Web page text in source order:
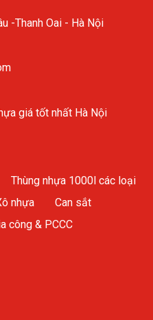
-Thanh Oai - Hà Nội
giá tốt nhất Hà Nội
Thùng nhựa 1000l các loại
nhựa
Can sắt
công & PCCC